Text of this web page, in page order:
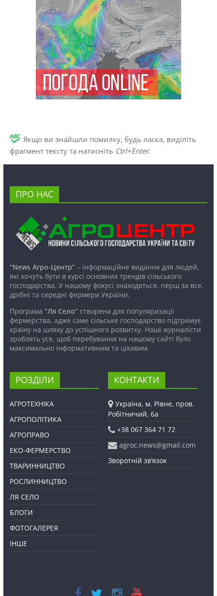
Якщо ви знайшли помилку, будь ласка, виділіть
фрагмент тексту та натисніть Ctrl+Enter.
ПРО НАС
“News Агро-Центр”– інформаційне видання для людей,
які хочуть бути в курсі основних трендів сільського
господарства. У нашому фокусі знаходяться, перш за все,
дрібні та середні фермери України.
Програма “Ля Село”створена для популяризації
фермерства, адже саме сільське господарство підтримує
країну на шляху до успішного розвитку. Наші журналісти
зроблять усе, щоб перебування на нашому сайті було
максимально інформативним та цікавим.
РОЗДІЛИ
АГРОТЕХНІКА
АГРОПОЛІТИКА
АГРОПРАВО
ЕКО-ФЕРМЕРСТВО
ТВАРИННИЦТВО
РОСЛИННИЦТВО
ЛЯ СЕЛО
БЛОГИ
ФОТОГАЛЕРЕЯ
ІНШЕ
КОНТАКТИ
Україна, м. Рівне, пров.
Робітничий, 6а
+38 067 364 71 72
agroc.news@gmail.com
Зворотній зв’язок